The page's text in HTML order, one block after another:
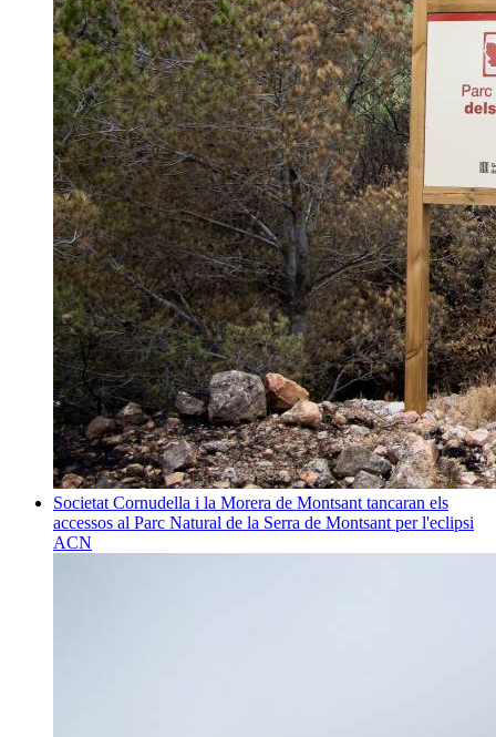
Societat Cornudella i la Morera de Montsant tancaran els
accessos al Parc Natural de la Serra de Montsant per l'eclipsi
ACN